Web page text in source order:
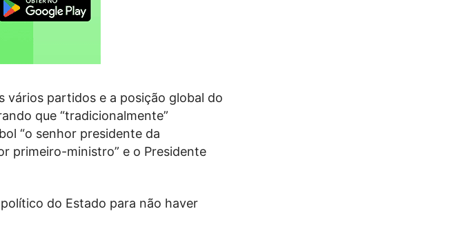
vários partidos e a posição global do
que “tradicionalmente”
“o senhor presidente da
primeiro-ministro” e o Presidente
do Estado para não haver